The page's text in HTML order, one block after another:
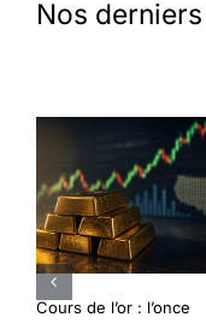
Nos
Cours de l’or : l’once